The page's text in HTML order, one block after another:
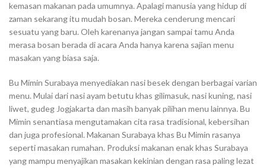
kemasan makanan pada umumnya. Apalagi manusia yang hidup di
zaman sekarang itu mudah bosan. Mereka cenderung mencari
sesuatu yang baru. Oleh karenanya jangan sampai tamu Anda
merasa bosan berada di acara Anda hanya karena sajian menu
masakan yang biasa saja.
Bu Mimin Surabaya menyediakan nasi besek dengan berbagai varian
menu. Mulai dari nasi ayam betutu khas gilimasuk, nasi kuning, nasi
liwet, gudeg Jogjakarta dan masih banyak pilihan menu lainnya. Bu
Mimin senantiasa mengutamakan cita rasa tradisional, kebersihan
dan juga profesional. Makanan Surabaya khas Bu Mimin rasanya
seperti masakan rumahan. Produksi makanan enak khas Surabaya
yang mampu menyajikan masakan kekinian dengan rasa paling lezat